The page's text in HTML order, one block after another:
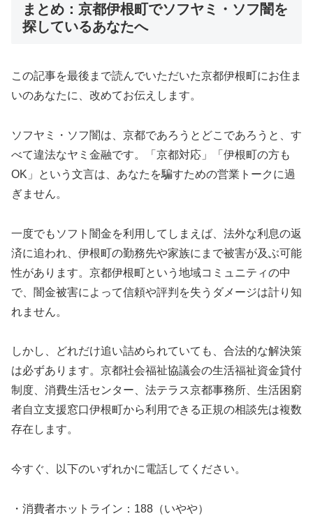
まとめ：京都伊根町でソフヤミ・ソフ闇を
探しているあなたへ
この記事を最後まで読んでいただいた京都伊根町にお住ま
いのあなたに、改めてお伝えします。
ソフヤミ・ソフ闇は、京都であろうとどこであろうと、す
べて違法なヤミ金融です。「京都対応」「伊根町の方も
OK」という文言は、あなたを騙すための営業トークに過
ぎません。
一度でもソフト闇金を利用してしまえば、法外な利息の返
済に追われ、伊根町の勤務先や家族にまで被害が及ぶ可能
性があります。京都伊根町という地域コミュニティの中
で、闇金被害によって信頼や評判を失うダメージは計り知
れません。
しかし、どれだけ追い詰められていても、合法的な解決策
は必ずあります。京都社会福祉協議会の生活福祉資金貸付
制度、消費生活センター、法テラス京都事務所、生活困窮
者自立支援窓口伊根町から利用できる正規の相談先は複数
存在します。
今すぐ、以下のいずれかに電話してください。
・消費者ホットライン：188（いやや）